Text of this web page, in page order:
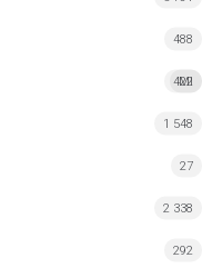
488
MI
422
1 548
27
2 338
292